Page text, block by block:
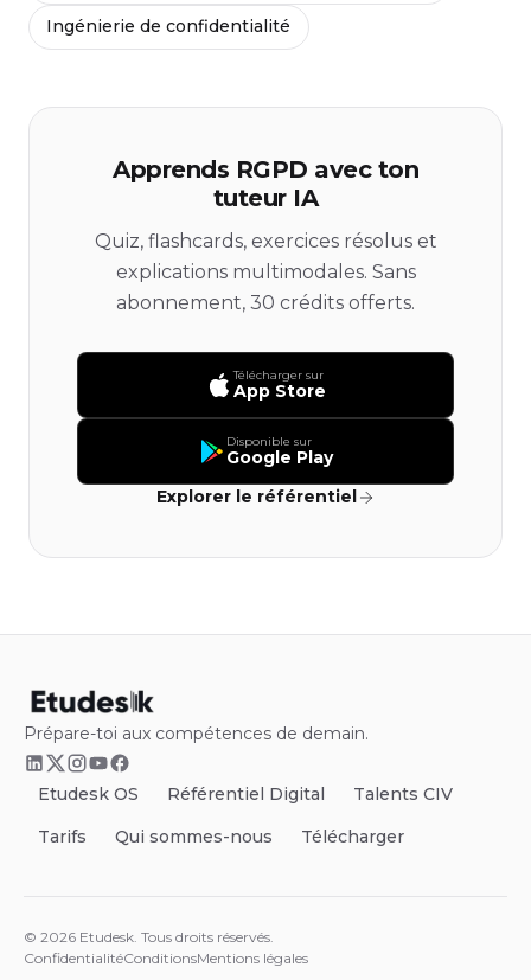
Ingénierie de confidentialité
Apprends RGPD avec ton
tuteur IA
Quiz, flashcards, exercices résolus et
explications multimodales. Sans
abonnement, 30 crédits offerts.
Télécharger sur
App Store
Disponible sur
Google Play
Explorer le référentiel
Prépare-toi aux compétences de demain.
Etudesk OS Référentiel Digital
Talents CIV
Tarifs
Qui sommes-nous Télécharger
© 2026 Etudesk. Tous droits réservés.
ConfidentialitéConditionsMentions légales